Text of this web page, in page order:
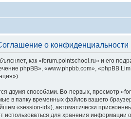
о конфиденциальности
как «forum.pointschool.ru» и его
phpBB», «www.phpbb.com», «phpBB
двумя способами. Во-первых, просмотр
в папку временных файлов вашего
«session-id»), автоматически
использоваться для хранения